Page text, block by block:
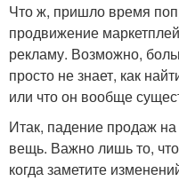
Что ж, пришло время
продвижение
рекламу. Возможно,
просто не знает, как
или что он вообще
Итак, падение продаж
вещь. Важно лишь то,
когда заметите